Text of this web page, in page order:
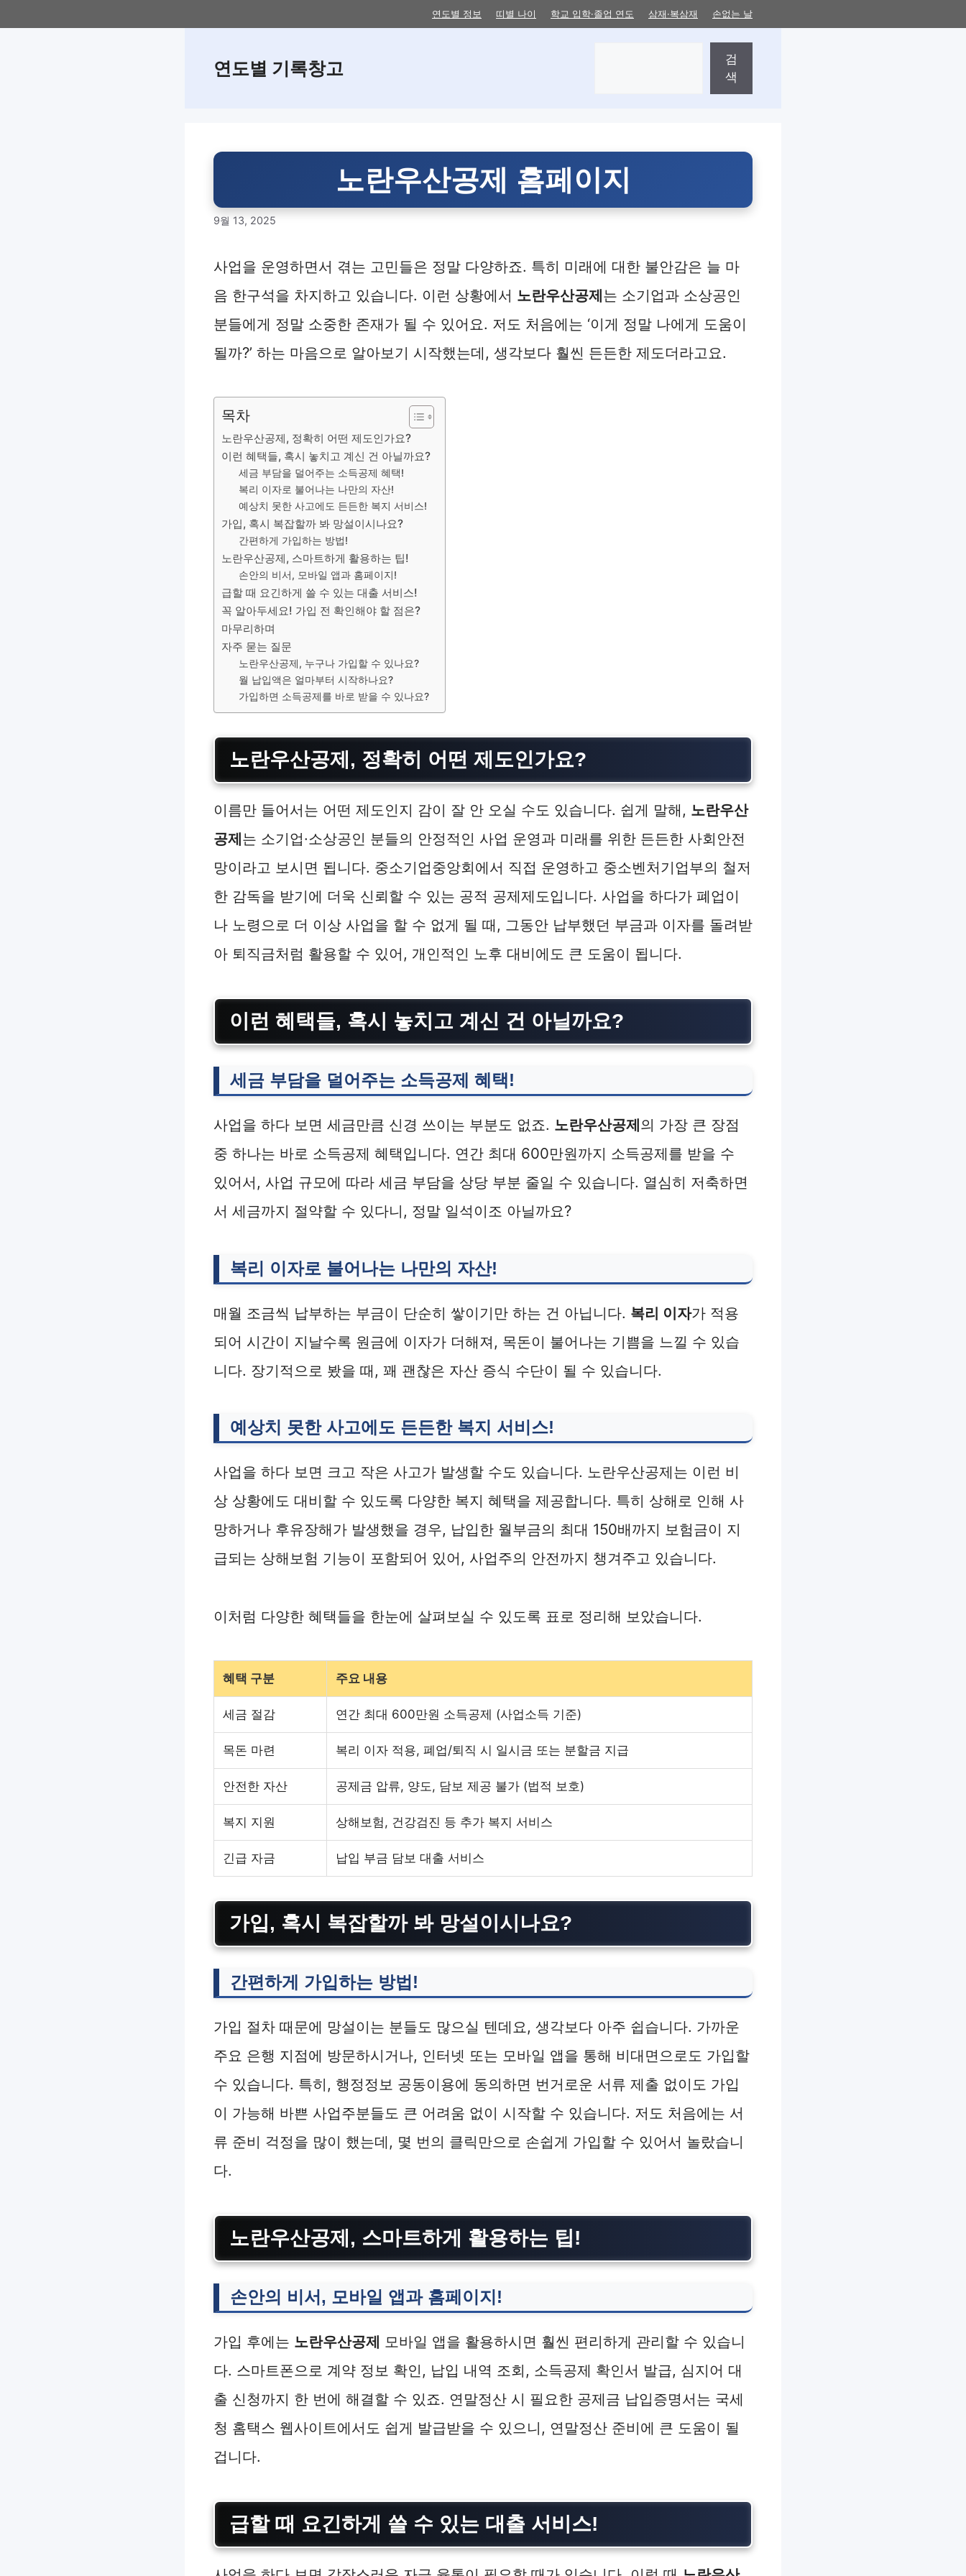
to
연도별 정보 띠별 나이 학교 입학·졸업 연도 삼재·복삼재 손없는 날
연도별 기록창고
검
색
노란우산공제 홈페이지
9월 13, 2025
사업을 운영하면서 겪는 고민들은 정말 다양하죠. 특히 미래에 대한 불안감은 늘 마
음 한구석을 차지하고 있습니다. 이런 상황에서 노란우산공제는 소기업과 소상공인
분들에게 정말 소중한 존재가 될 수 있어요. 저도 처음에는 ‘이게 정말 나에게 도움이
될까?’ 하는 마음으로 알아보기 시작했는데, 생각보다 훨씬 든든한 제도더라고요.
목차
노란우산공제, 정확히 어떤 제도인가요?
이런 혜택들, 혹시 놓치고 계신 건 아닐까요?
세금 부담을 덜어주는 소득공제 혜택!
복리 이자로 불어나는 나만의 자산!
예상치 못한 사고에도 든든한 복지 서비스!
가입, 혹시 복잡할까 봐 망설이시나요?
간편하게 가입하는 방법!
노란우산공제, 스마트하게 활용하는 팁!
손안의 비서, 모바일 앱과 홈페이지!
급할 때 요긴하게 쓸 수 있는 대출 서비스!
꼭 알아두세요! 가입 전 확인해야 할 점은?
마무리하며
자주 묻는 질문
노란우산공제, 누구나 가입할 수 있나요?
월 납입액은 얼마부터 시작하나요?
가입하면 소득공제를 바로 받을 수 있나요?
노란우산공제, 정확히 어떤 제도인가요?
이름만 들어서는 어떤 제도인지 감이 잘 안 오실 수도 있습니다. 쉽게 말해, 노란우산
공제는 소기업·소상공인 분들의 안정적인 사업 운영과 미래를 위한 든든한 사회안전
망이라고 보시면 됩니다. 중소기업중앙회에서 직접 운영하고 중소벤처기업부의 철저
한 감독을 받기에 더욱 신뢰할 수 있는 공적 공제제도입니다. 사업을 하다가 폐업이
나 노령으로 더 이상 사업을 할 수 없게 될 때, 그동안 납부했던 부금과 이자를 돌려받
아 퇴직금처럼 활용할 수 있어, 개인적인 노후 대비에도 큰 도움이 됩니다.
이런 혜택들, 혹시 놓치고 계신 건 아닐까요?
세금 부담을 덜어주는 소득공제 혜택!
사업을 하다 보면 세금만큼 신경 쓰이는 부분도 없죠. 노란우산공제의 가장 큰 장점
중 하나는 바로 소득공제 혜택입니다. 연간 최대 600만원까지 소득공제를 받을 수
있어서, 사업 규모에 따라 세금 부담을 상당 부분 줄일 수 있습니다. 열심히 저축하면
서 세금까지 절약할 수 있다니, 정말 일석이조 아닐까요?
복리 이자로 불어나는 나만의 자산!
매월 조금씩 납부하는 부금이 단순히 쌓이기만 하는 건 아닙니다. 복리 이자가 적용
되어 시간이 지날수록 원금에 이자가 더해져, 목돈이 불어나는 기쁨을 느낄 수 있습
니다. 장기적으로 봤을 때, 꽤 괜찮은 자산 증식 수단이 될 수 있습니다.
예상치 못한 사고에도 든든한 복지 서비스!
사업을 하다 보면 크고 작은 사고가 발생할 수도 있습니다. 노란우산공제는 이런 비
상 상황에도 대비할 수 있도록 다양한 복지 혜택을 제공합니다. 특히 상해로 인해 사
망하거나 후유장해가 발생했을 경우, 납입한 월부금의 최대 150배까지 보험금이 지
급되는 상해보험 기능이 포함되어 있어, 사업주의 안전까지 챙겨주고 있습니다.
이처럼 다양한 혜택들을 한눈에 살펴보실 수 있도록 표로 정리해 보았습니다.
혜택 구분 주요 내용
세금 절감 연간 최대 600만원 소득공제 (사업소득 기준)
목돈 마련 복리 이자 적용, 폐업/퇴직 시 일시금 또는 분할금 지급
안전한 자산 공제금 압류, 양도, 담보 제공 불가 (법적 보호)
복지 지원 상해보험, 건강검진 등 추가 복지 서비스
긴급 자금 납입 부금 담보 대출 서비스
가입, 혹시 복잡할까 봐 망설이시나요?
간편하게 가입하는 방법!
가입 절차 때문에 망설이는 분들도 많으실 텐데요, 생각보다 아주 쉽습니다. 가까운
주요 은행 지점에 방문하시거나, 인터넷 또는 모바일 앱을 통해 비대면으로도 가입할
수 있습니다. 특히, 행정정보 공동이용에 동의하면 번거로운 서류 제출 없이도 가입
이 가능해 바쁜 사업주분들도 큰 어려움 없이 시작할 수 있습니다. 저도 처음에는 서
류 준비 걱정을 많이 했는데, 몇 번의 클릭만으로 손쉽게 가입할 수 있어서 놀랐습니
다.
노란우산공제, 스마트하게 활용하는 팁!
손안의 비서, 모바일 앱과 홈페이지!
가입 후에는 노란우산공제 모바일 앱을 활용하시면 훨씬 편리하게 관리할 수 있습니
다. 스마트폰으로 계약 정보 확인, 납입 내역 조회, 소득공제 확인서 발급, 심지어 대
출 신청까지 한 번에 해결할 수 있죠. 연말정산 시 필요한 공제금 납입증명서는 국세
청 홈택스 웹사이트에서도 쉽게 발급받을 수 있으니, 연말정산 준비에 큰 도움이 될
겁니다.
급할 때 요긴하게 쓸 수 있는 대출 서비스!